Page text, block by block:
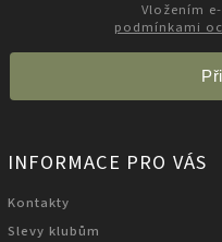
podmínkami
INFORMACE PRO VÁS
Kontakty
Slevy klubům